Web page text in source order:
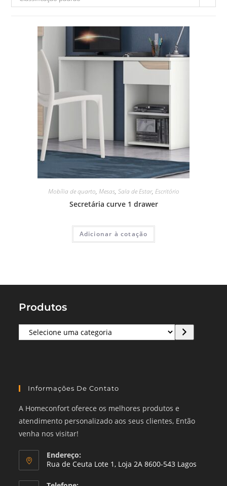
Mobília de quarto, Mesas, Sala de Estar, Escritório
Secretária curve 1 drawer
Adicionar à cotação
Produtos
Selecione
uma
Informações De Contato
A Homeconfort oferece os melhores produtos e
atendimento personalizado aos seus clientes, Então
venha nos visitar!
Endereço:
Rua de Ceuta Lote 1, Loja 2A 8600-543 Lagos